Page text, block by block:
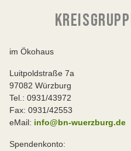
im Ökohaus
Luitpoldstraße 7a
97082 Würzburg
Tel.: 0931/43972
Fax: 0931/42553
eMail: info@bn-wuerzburg.de
Spendenkonto: